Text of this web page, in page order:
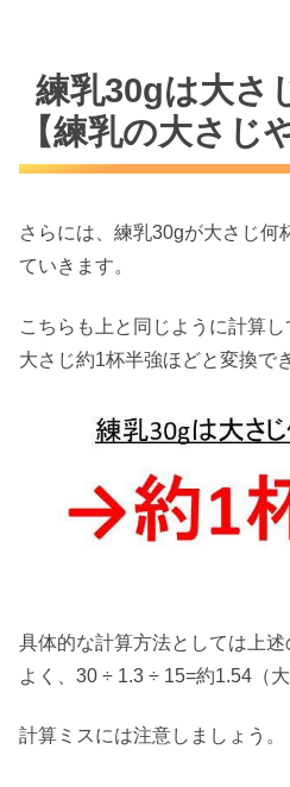
練乳30gは大さ
【練乳の大さじ
さらには、練乳30gが大さじ何
ていきます。
こちらも上と同じように計算
大さじ約1杯半強ほどと変換で
具体的な計算方法としては上
よく、30 ÷ 1.3 ÷ 15=約1.54（
計算ミスには注意しましょう。